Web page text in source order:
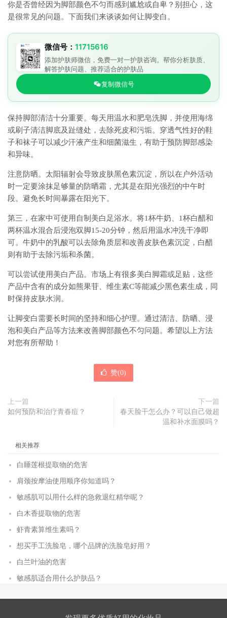
你是否曾经因为脚部颜色不匀而感到尴尬或自卑？别担心，这
是很常见的问题。下面我们来谈谈如何让脚变白。
微信号： 11715616
添加护肤师微信，免费一对一护肤咨询。帮你分析肤质、
解答护肤问题、推荐适合的护肤品
复制微信号
保持脚部清洁十分重要。每天用温水和肥皂洗脚，并使用海绵
或刷子清洁脚底及趾缝处，去除死皮和污垢。穿透气性好的鞋
子和袜子可以减少汗液产生和细菌滋生，有助于预防脚部感染
和异味。
注意防晒。太阳辐射会导致皮肤黑色素沉淀，所以在户外活动
时一定要涂抹足够量的防晒霜，尤其是在阳光强烈的中午时
段。避免长时间暴露在阳光下。
第三，在家中可使用自制美白足浴水。将1杯牛奶、1杯白醋和
两杯温水混合后浸泡双脚15-20分钟，然后用温水冲洗干净即
可。牛奶中的乳酸可以去除角质层和改善皮肤色素沉淀，白醋
则有助于去除污垢和杀菌。
可以尝试使用美白产品。市场上有很多美白脚霜或足贴，这些
产品中含有的成分如熊果苷、维生素C等能减少黑色素生成，同
时保持皮肤水润。
让脚变白需要长时间的坚持和细心护理。通过清洁、防晒、浸
泡和美白产品等方法来改善脚部颜色不匀问题。希望以上方法
对您有所帮助！
赞(0)
上一篇
如何预防和治疗青春痘？
下一篇
春天脸干怎么办？可以自己做超
温和补水面膜吗？
相关推荐
白睡莲根提取物的危害
肩颈按摩油使用顺序你知道吗？
敏感肌可以用什么样的急救退红精华呢？
白木香提取物的危害
虾青素算维生素吗？
想买手工洗脸皂，哪个品牌的洗脸皂好用？
白兰叶油的危害
敏感肌适合用什么护肤品？